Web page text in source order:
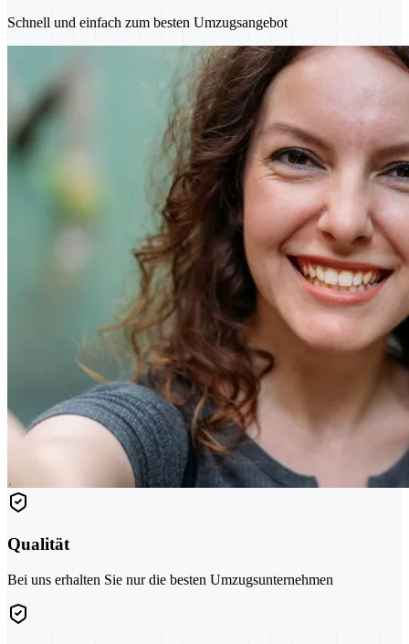
Schnell und einfach zum besten Umzugsangebot
Qualität
Bei uns erhalten Sie nur die besten Umzugsunternehmen